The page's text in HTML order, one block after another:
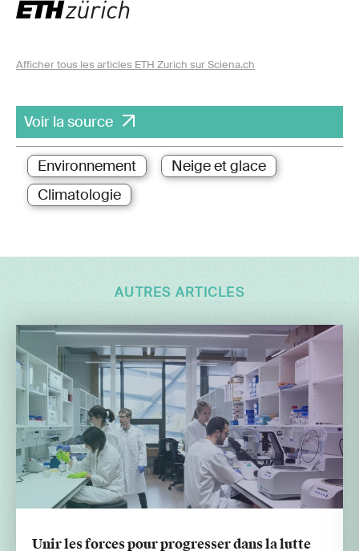
Afficher tous les articles ETH Zurich sur Sciena.ch
Voir la source
Environnement
Neige et glace
Climatologie
AUTRES ARTICLES
Unir les forces pour progresser dans la lutte